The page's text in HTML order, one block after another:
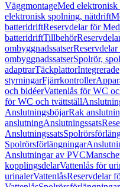
VäggmontageMed
elektronisk spolning, nätdrift
batteridriftReservdelar för
batteridriftTillbehör
ombyggnadssatser
ombyggnadssatserSpolrör,
adaptrarTäckplattorIntegrerade
styrningarFjärrkontroller
och bidéerVattenlås för WC
för WC och tvättställ
AnslutningsböjarRak
anslutningAnslutningssats
Anslutningssats
Spolrörsförlängningar
Anslutningar av PVC
kopplingsdelarVattenlås för
urinalerVattenlåsReservdelar